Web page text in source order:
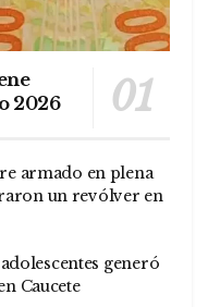
2026
armado en plena
un revólver en
generó
Caucete